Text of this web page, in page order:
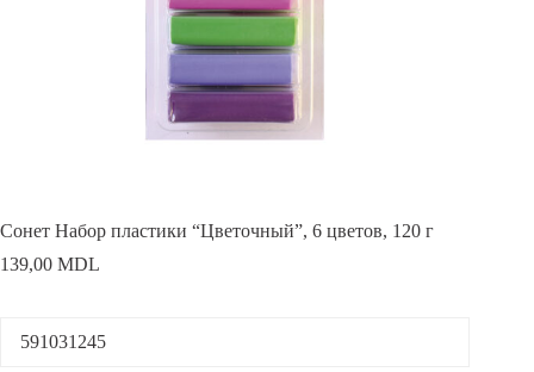
Сонет Набор пластики “Цветочный”, 6 цветов, 120 г
139,00 MDL
591031245